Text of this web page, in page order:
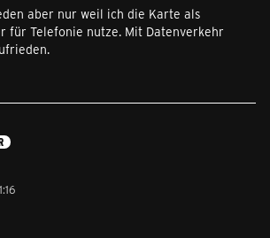
aber nur weil ich die Karte als
für Telefonie nutze. Mit Datenverkehr